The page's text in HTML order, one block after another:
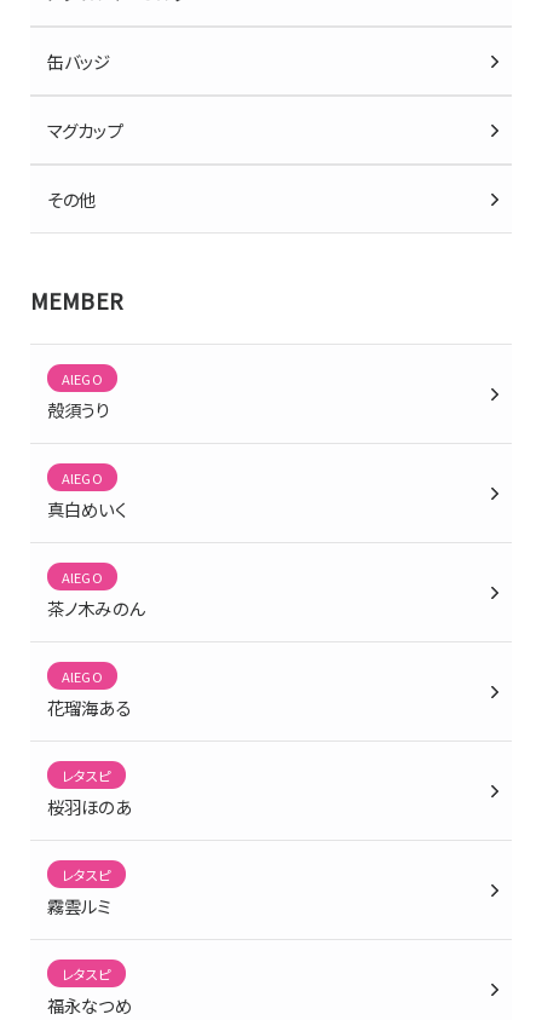
缶バッジ
マグカップ
その他
MEMBER
AlEGO
殻須うり
AlEGO
真白めいく
AlEGO
茶ノ木みのん
AlEGO
花瑠海ある
レタスピ
桜羽ほのあ
レタスピ
霧雲ルミ
レタスピ
福永なつめ